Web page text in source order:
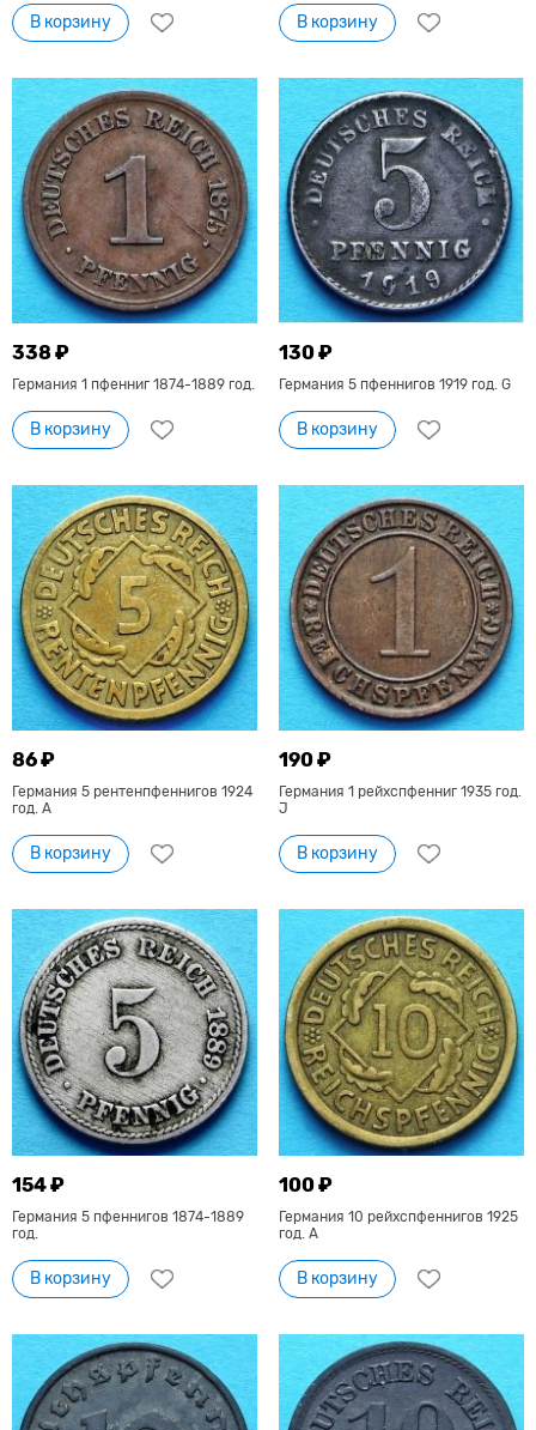
В корзину В корзину
338 ₽
Германия 1 пфенниг 1874-1889 год.
В корзину
130 ₽
Германия 5 пфеннигов 1919 год. G
В корзину
86 ₽
Германия 5 рентенпфеннигов 1924
год. А
В корзину
190 ₽
Германия 1 рейхспфенниг 1935 год.
J
В корзину
154 ₽
Германия 5 пфеннигов 1874-1889
год.
В корзину
100 ₽
Германия 10 рейхспфеннигов 1925
год. А
В корзину